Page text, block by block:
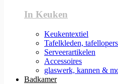
In Keuken
Keukentextiel
Tafelkleden,
Serveerartikelen
Accessoires
glaswerk, kannen &
Badkamer